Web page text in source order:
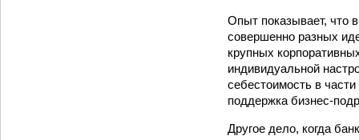
Опыт показывает, что
совершенно разных
крупных
индивидуальной
себестоимость в
поддержка бизнес-
Другое дело, когда